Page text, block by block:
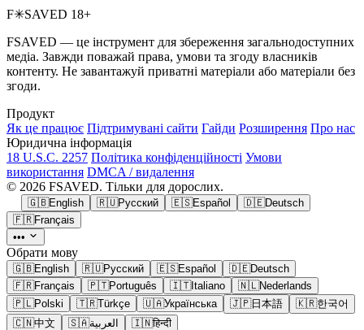
F✳SAVED 18+
FSAVED — це інструмент для збереження загальнодоступних
медіа. Завжди поважай права, умови та згоду власників
контенту. Не завантажуй приватні матеріали або матеріали без
згоди.
Продукт
Як це працює Підтримувані сайти Гайди Розширення Про нас
Юридична інформація
18 U.S.C. 2257 Політика конфіденційності Умови
використання DMCA / видалення
© 2026 FSAVED. Тільки для дорослих.
🇬🇧English 🇷🇺Русский 🇪🇸Español 🇩🇪Deutsch
🇫🇷Français
•••
Обрати мову
🇬🇧English 🇷🇺Русский 🇪🇸Español 🇩🇪Deutsch
🇫🇷Français 🇵🇹Português 🇮🇹Italiano 🇳🇱Nederlands
🇵🇱Polski 🇹🇷Türkçe 🇺🇦Українська 🇯🇵日本語 🇰🇷한국어
🇨🇳中文 🇸🇦العربية 🇮🇳हिन्दी